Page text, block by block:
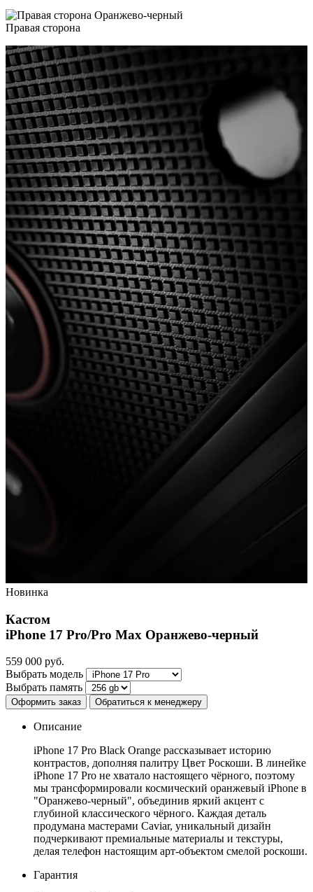
Правая сторона
Новинка
Кастом
iPhone 17 Pro/Pro Max Оранжево-черный
559 000 руб.
Выбрать модель
Выбрать память
Оформить заказ Обратиться к менеджеру
Описание
iPhone 17 Pro Black Orange рассказывает историю
контрастов, дополняя палитру Цвет Роскоши. В линейке
iPhone 17 Pro не хватало настоящего чёрного, поэтому
мы трансформировали космический оранжевый iPhone в
"Оранжево-черный", объединив яркий акцент с
глубиной классического чёрного. Каждая деталь
продумана мастерами Caviar, уникальный дизайн
подчеркивают премиальные материалы и текстуры,
делая телефон настоящим арт-объектом смелой роскоши.
Гарантия